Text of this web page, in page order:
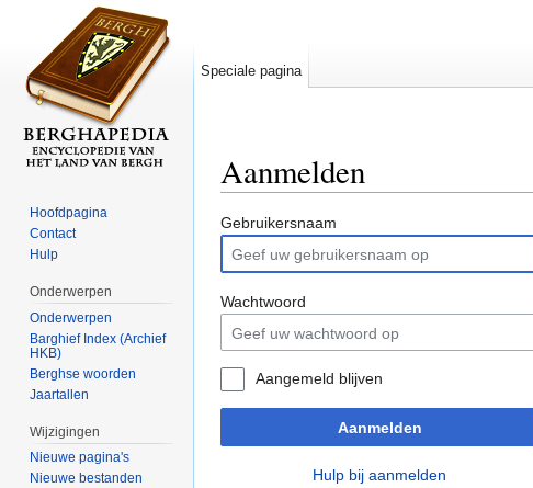
Aanmelden
Gebruikersnaam
Wachtwoord
Aangemeld blijven
Aanmelden
Hulp bij aanmelden
Speciale pagina
Hoofdpagina
Contact
Hulp
Onderwerpen
Onderwerpen
Barghief Index (Archief
HKB)
Berghse woorden
Jaartallen
Wijzigingen
Nieuwe pagina's
Nieuwe bestanden